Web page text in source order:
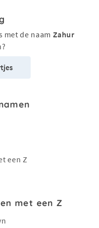
met de naam Zahur
een Z
met een Z